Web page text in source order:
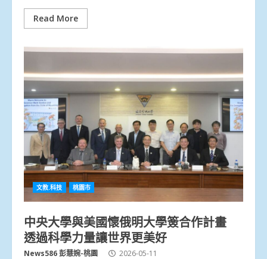
Read More
文教.科技 桃園市
中央大學與美國懷俄明大學簽合作計畫
透過科學力量讓世界更美好
News586 彭慧婉-桃園 2026-05-11